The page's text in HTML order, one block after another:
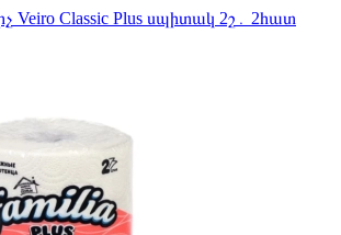
Veiro Classic Plus սպիտակ 2շ․ 2հատ